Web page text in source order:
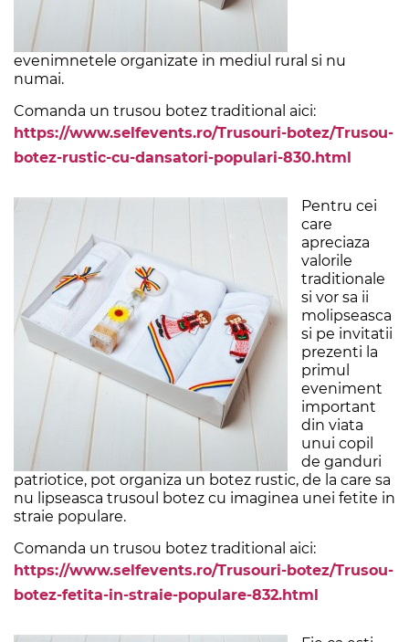
evenimnetele organizate in mediul rural si nu
numai.
Comanda un trusou botez traditional aici:
https://www.selfevents.ro/Trusouri-botez/Trusou-
botez-rustic-cu-dansatori-populari-830.html
Pentru cei
care
apreciaza
valorile
traditionale
si vor sa ii
molipseasca
si pe invitatii
prezenti la
primul
eveniment
important
din viata
unui copil
de ganduri
patriotice, pot organiza un botez rustic, de la care sa
nu lipseasca trusoul botez cu imaginea unei fetite in
straie populare.
Comanda un trusou botez traditional aici:
https://www.selfevents.ro/Trusouri-botez/Trusou-
botez-fetita-in-straie-populare-832.html